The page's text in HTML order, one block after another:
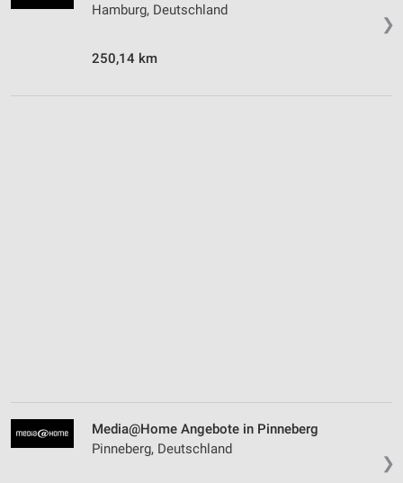
❯
Hamburg, Deutschland
250,14 km
❯
Media@Home Angebote in Pinneberg
Pinneberg, Deutschland